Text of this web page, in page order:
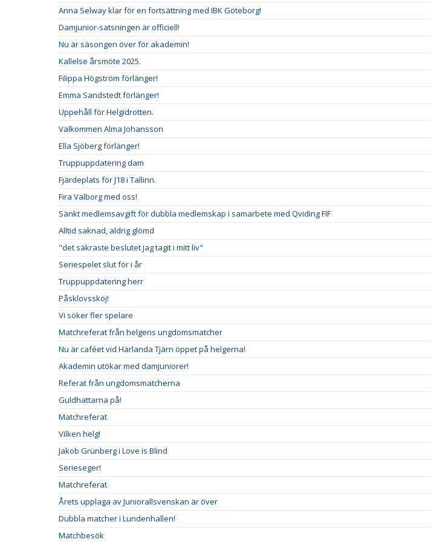
Anna Selway klar för en fortsättning med IBK Göteborg!
Damjunior-satsningen är officiell!
Nu är säsongen över för akademin!
Kallelse årsmöte 2025.
Filippa Högström förlänger!
Emma Sandstedt förlänger!
Uppehåll för Helgidrotten.
Välkommen Alma Johansson
Ella Sjöberg förlänger!
Truppuppdatering dam
Fjärdeplats för J18 i Tallinn.
Fira Valborg med oss!
Sänkt medlemsavgift för dubbla medlemskap i samarbete med Qviding FIF
Alltid saknad, aldrig glömd
"det säkraste beslutet jag tagit i mitt liv"
Seriespelet slut för i år
Truppuppdatering herr
Påsklovssköj!
Vi söker fler spelare
Matchreferat från helgens ungdomsmatcher
Nu är caféet vid Härlanda Tjärn öppet på helgerna!
Akademin utökar med damjuniorer!
Referat från ungdomsmatcherna
Guldhattarna på!
Matchreferat
Vilken helg!
Jakob Grünberg i Love is Blind
Serieseger!
Matchreferat
Årets upplaga av Juniorallsvenskan är över
Dubbla matcher i Lundenhallen!
Matchbesök